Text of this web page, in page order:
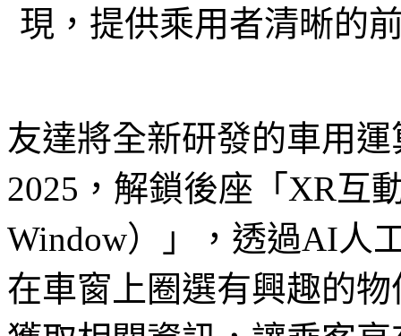
現，提供乘用者清晰的
友達將全新研發的車用運
2025，解鎖後座「XR互
Window）」，透過AI人
在車窗上圈選有興趣的